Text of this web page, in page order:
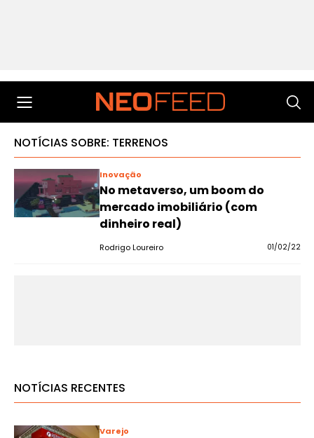
NOTÍCIAS SOBRE: TERRENOS
Inovação
No metaverso, um boom do
mercado imobiliário (com
dinheiro real)
Rodrigo Loureiro 01/02/22
NOTÍCIAS RECENTES
Varejo